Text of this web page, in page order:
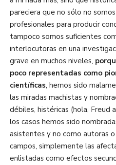
pareciera que no sólo no
profesionales para producir
tampoco somos suficientes
interlocutoras en una
grave en muchos niveles,
poco representadas como
científicas, hemos sido
las miradas machistas y
débiles, histéricas (hola, Freud
los casos hemos sido
asistentes y no como autoras
campos, simplemente las
enlistadas como efectos